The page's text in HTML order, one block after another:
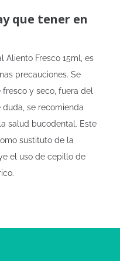
que tener en
Aliento Fresco 15ml, es
precauciones. Se
y seco, fuera del
se recomienda
salud bucodental. Este
sustituto de la
el uso de cepillo de